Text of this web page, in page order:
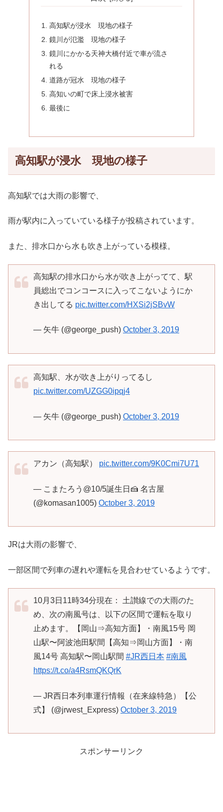
高知駅が浸水 現地の様子
鏡川が氾濫 現地の様子
鏡川にかかる天神大橋付近で車が流さ
れる
道路が冠水 現地の様子
高知いの町で床上浸水被害
最後に
高知駅が浸水 現地の様子
高知駅では大雨の影響で、
雨が駅内に入っていている様子が投稿されています。
また、排水口から水も吹き上がっている模様。
高知駅の排水口から水が吹き上がってて、駅
員総出でコンコースに入ってこないようにか
き出してる pic.twitter.com/HXSi2jSBvW
— 矢牛 (@george_push) October 3, 2019
高知駅、水が吹き上がりってるし
pic.twitter.com/UZGG0ipqj4
— 矢牛 (@george_push) October 3, 2019
アカン（高知駅） pic.twitter.com/9K0Cmi7U71
— こまたろう@10/5誕生日🍰 名古屋
(@komasan1005) October 3, 2019
JRは大雨の影響で、
一部区間で列車の遅れや運転を見合わせているようです。
10月3日11時34分現在： 土讃線での大雨のた
め、次の南風号は、以下の区間で運転を取り
止めます。【岡山⇒高知方面】・南風15号 岡
山駅〜阿波池田駅間【高知⇒岡山方面】・南
風14号 高知駅〜岡山駅間 #JR西日本 #南風
https://t.co/a4RsmQKQrK
— JR西日本列車運行情報（在来線特急）【公
式】 (@jrwest_Express) October 3, 2019
スポンサーリンク